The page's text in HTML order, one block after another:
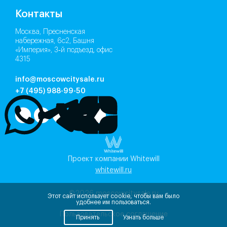
Контакты
Москва, Пресненская
набережная, 6с2, Башня
«Империя», 3‑й подъезд, офис
4315
info@moscowcitysale.ru
+7 (495) 988-99-50
©2026moscowcitysale.ru
Пользовательское соглашение
Проект компании Whitewill
whitewill.ru
Этот сайт использует cookie, чтобы вам было
удобнее им пользоваться.
Принять Узнать больше